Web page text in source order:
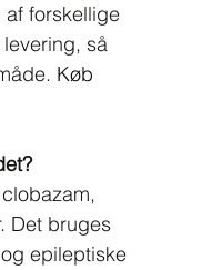
forskellige
så
Køb
Det bruges
epileptiske